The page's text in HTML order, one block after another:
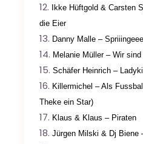
Ikke Hüftgold & Carsten
die Eier
Danny Malle –
Melanie Müller – Wir sind
Schäfer Heinrich –
Killermichel – Als
Theke ein Star)
Klaus & Klaus – Piraten
Jürgen Milski & Dj Biene